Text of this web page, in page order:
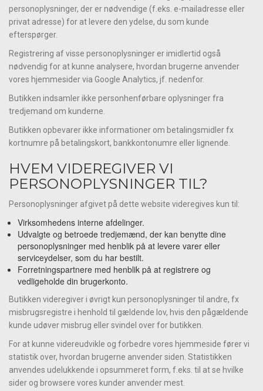
personoplysninger, der er nødvendige (f.eks. e-mailadresse eller
privat adresse) for at levere den ydelse, du som kunde
efterspørger.
Registrering af visse personoplysninger er imidlertid også
nødvendig for at kunne analysere, hvordan brugerne anvender
vores hjemmesider via Google Analytics, jf. nedenfor.
Butikken indsamler ikke personhenførbare oplysninger fra
tredjemand om kunderne.
Butikken opbevarer ikke informationer om betalingsmidler fx
kortnumre på betalingskort, bankkontonumre eller lignende.
HVEM VIDEREGIVER VI
PERSONOPLYSNINGER TIL?
Personoplysninger afgivet på dette website videregives kun til:
Virksomhedens interne afdelinger.
Udvalgte og betroede tredjemænd, der kan benytte dine
personoplysninger med henblik på at levere varer eller
serviceydelser, som du har bestilt.
Forretningspartnere med henblik på at registrere og
vedligeholde din brugerkonto.
Butikken videregiver i øvrigt kun personoplysninger til andre, fx
misbrugsregistre i henhold til gældende lov, hvis den pågældende
kunde udøver misbrug eller svindel over for butikken.
For at kunne videreudvikle og forbedre vores hjemmeside fører vi
statistik over, hvordan brugerne anvender siden. Statistikken
anvendes udelukkende i opsummeret form, f.eks. til at se hvilke
sider og browsere vores kunder anvender mest.